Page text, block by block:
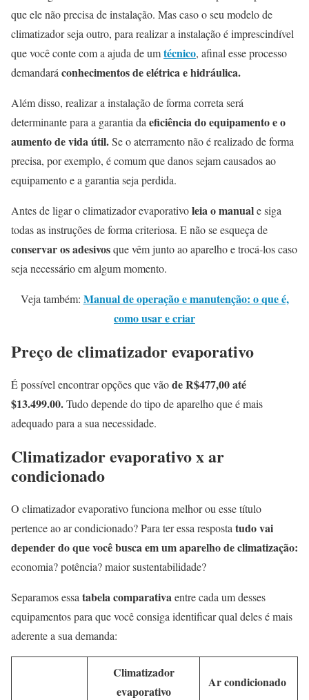
que ele não precisa de instalação. Mas caso o seu modelo de
climatizador seja outro, para realizar a instalação é imprescindível
que você conte com a ajuda de umtécnico, afinal esse processo
demandará conhecimentos de elétrica e hidráulica.
Além disso, realizar a instalação de forma correta será
determinante para a garantia da eficiência do equipamento e o
aumento de vida útil.Se o aterramento não é realizado de forma
precisa, por exemplo, é comum que danos sejam causados ao
equipamento e a garantia seja perdida.
Antes de ligar o climatizador evaporativoleia o manuale siga
todas as instruções de forma criteriosa. E não se esqueça de
conservar os adesivosque vêm junto ao aparelho e trocá-los caso
seja necessário em algum momento.
Veja também: Manual de operação e manutenção: o que é,
como usar e criar
Preço de climatizador evaporativo
É possível encontrar opções que vãode R$477,00 até
$13.499.00.Tudo depende do tipo de aparelho que é mais
adequado para a sua necessidade.
Climatizador evaporativo x ar
condicionado
O climatizador evaporativo funciona melhor ou esse título
pertence ao ar condicionado? Para ter essa resposta tudo vai
depender do que você busca em um aparelho de climatização:
economia? potência? maior sustentabilidade?
Separamos essa tabela comparativaentre cada um desses
equipamentos para que você consiga identificar qual deles é mais
aderente a sua demanda:
Climatizador
evaporativo
Ar condicionado